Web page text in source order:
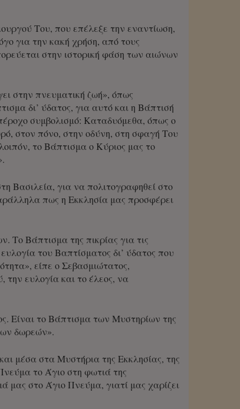
Του, που επέλεξε την εναντίωση,
για την κακή χρήση, από τους
στην ιστορική φάση των αιώνων
στην πνευματική ζωή», όπως
δι’ ύδατος, για αυτό και η Βάπτισή
συμβολισμό: Καταδυόμεθα, όπως ο
στον πόνο, στην οδύνη, στη σφαγή Του
το Βάπτισμα ο Κύριος μας το
Βασιλεία, για να πολιτογραφηθεί στο
πως η Εκκλησία μας προσφέρει
Το Βάπτισμα της πικρίας για τις
του Βαπτίσματος δι’ ύδατος που
είπε ο Σεβασμιώτατος,
ευλογία και το έλεος, να
Είναι το Βάπτισμα των Μυστηρίων της
δωρεών».
μέσα στα Μυστήρια της Εκκλησίας, της
το Άγιο στη φωτιά της
μας στο Άγιο Πνεύμα, γιατί μας χαρίζει